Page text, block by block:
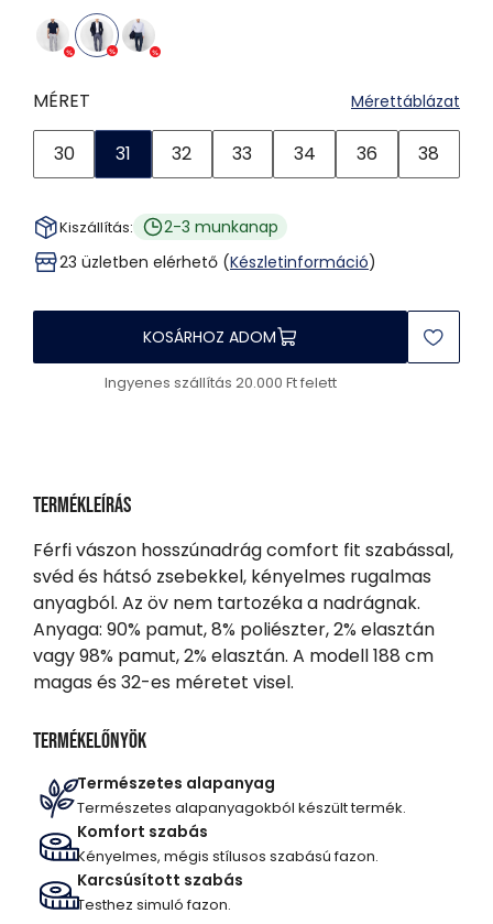
MÉRET Mérettáblázat
30 31 32 33 34 36 38
Kiszállítás:
2-3 munkanap
23 üzletben elérhető (Készletinformáció)
KOSÁRHOZ ADOM
Ingyenes szállítás 20.000 Ft felett
Termékleírás
Férfi vászon hosszúnadrág comfort fit szabással,
svéd és hátsó zsebekkel, kényelmes rugalmas
anyagból. Az öv nem tartozéka a nadrágnak.
Anyaga: 90% pamut, 8% poliészter, 2% elasztán
vagy 98% pamut, 2% elasztán. A modell 188 cm
magas és 32-es méretet visel.
Termékelőnyök
Természetes alapanyag
Természetes alapanyagokból készült termék.
Komfort szabás
Kényelmes, mégis stílusos szabású fazon.
Karcsúsított szabás
Testhez simuló fazon.